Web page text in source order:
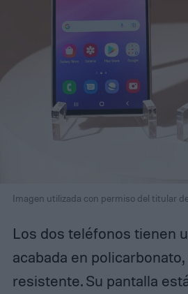
Imagen utilizada con permiso del titular
Los dos teléfonos tienen
acabada en
resistente. Su pantalla